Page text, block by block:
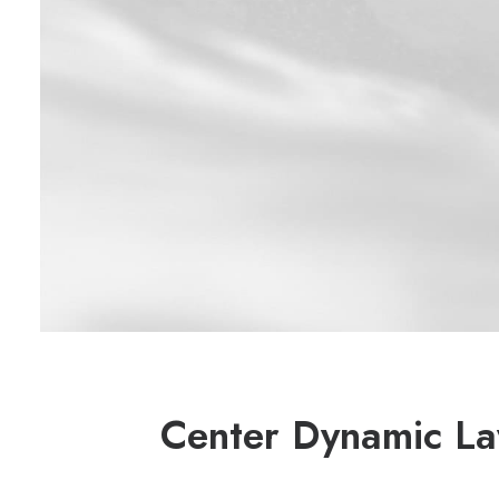
Center Dynamic